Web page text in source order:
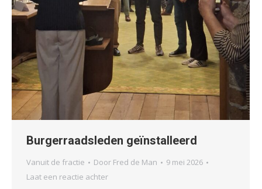
Burgerraadsleden geïnstalleerd
Vanuit de fractie Door Fred de Man
9 mei 2026
Laat een reactie achter